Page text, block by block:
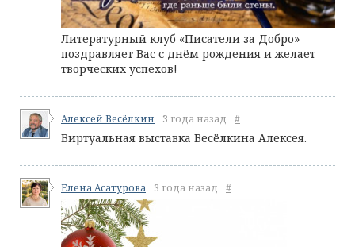
Литературный клуб «Писатели за Добро»
поздравляет Вас с днём рождения и желает
творческих успехов!
Алексей Весёлкин 3 года назад #
Виртуальная выставка Весёлкина Алексея.
Елена Асатурова 3 года назад #